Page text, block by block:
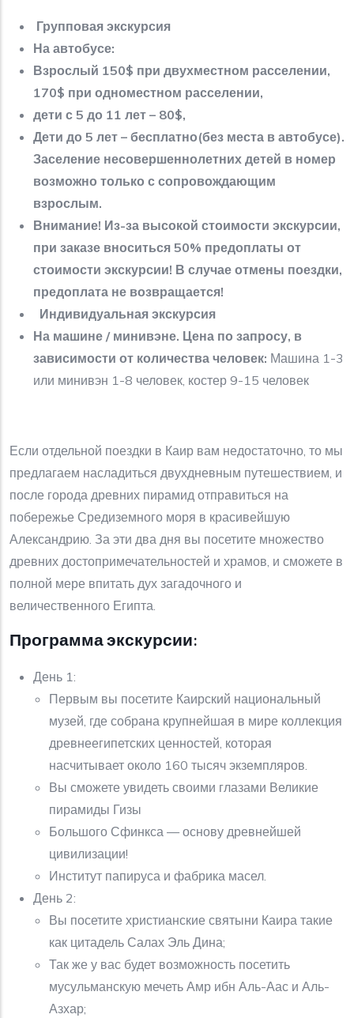
Групповая экскурсия
На автобусе:
Взрослый 150$ при двухместном расселении,
170$ при одноместном расселении,
дети с 5 до 11 лет – 80$,
Дети до 5 лет – бесплатно(без места в автобусе).
Заселение несовершеннолетних детей в номер
возможно только с сопровождающим
взрослым.
Внимание! Из-за высокой стоимости экскурсии,
при заказе вноситься 50% предоплаты от
стоимости экскурсии! В случае отмены поездки,
предоплата не возвращается!
Индивидуальная экскурсия
На машине / минивэне. Цена по запросу, в
зависимости от количества человек: Машина 1-3
или минивэн 1-8 человек, костер 9-15 человек
Если отдельной поездки в Каир вам недостаточно, то мы
предлагаем насладиться двухдневным путешествием, и
после города древних пирамид отправиться на
побережье Средиземного моря в красивейшую
Александрию. За эти два дня вы посетите множество
древних достопримечательностей и храмов, и сможете в
полной мере впитать дух загадочного и
величественного Египта.
Программа экскурсии:
День 1:
Первым вы посетите Каирский национальный
музей, где собрана крупнейшая в мире коллекция
древнеегипетских ценностей, которая
насчитывает около 160 тысяч экземпляров.
Вы сможете увидеть своими глазами Великие
пирамиды Гизы
Большого Сфинкса — основу древнейшей
цивилизации!
Институт папируса и фабрика масел.
День 2:
Вы посетите христианские святыни Каира такие
как цитадель Салах Эль Дина;
Так же у вас будет возможность посетить
мусульманскую мечеть Амр ибн Аль-Аас и Аль-
Азхар;